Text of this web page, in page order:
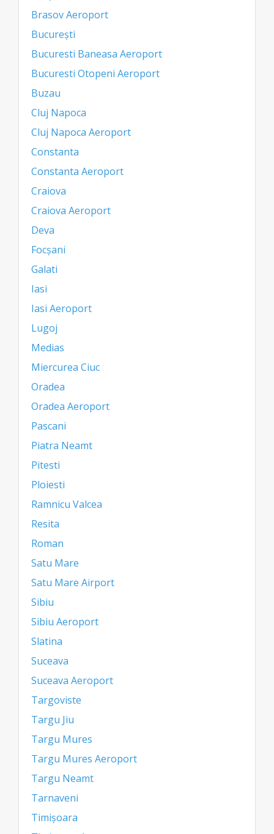
Brasov Aeroport
București
Bucuresti Baneasa Aeroport
Bucuresti Otopeni Aeroport
Buzau
Cluj Napoca
Cluj Napoca Aeroport
Constanta
Constanta Aeroport
Craiova
Craiova Aeroport
Deva
Focșani
Galati
Iasi
Iasi Aeroport
Lugoj
Medias
Miercurea Ciuc
Oradea
Oradea Aeroport
Pascani
Piatra Neamt
Pitesti
Ploiesti
Ramnicu Valcea
Resita
Roman
Satu Mare
Satu Mare Airport
Sibiu
Sibiu Aeroport
Slatina
Suceava
Suceava Aeroport
Targoviste
Targu Jiu
Targu Mures
Targu Mures Aeroport
Targu Neamt
Tarnaveni
Timișoara